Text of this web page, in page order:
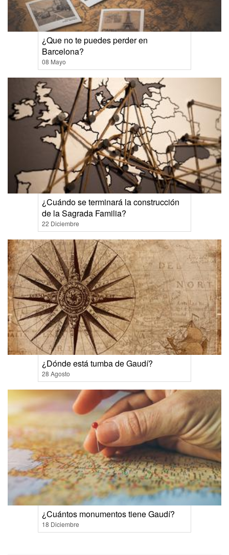
¿Que no te puedes perder en
Barcelona?
08 Mayo
¿Cuándo se terminará la construcción
de la Sagrada Familia?
22 Diciembre
¿Dónde está tumba de Gaudí?
28 Agosto
¿Cuántos monumentos tiene Gaudí?
18 Diciembre